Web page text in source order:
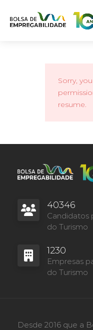
Sorry,
resume.
40346
Candidatos
do Turismo
1230
Empresas
do Turismo
Desde 2016 que a